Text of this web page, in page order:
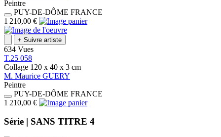
Peintre
PUY-DE-DÔME FRANCE
1 210,00 €
+ Suivre artiste
634 Vues
T.25 058
Collage 120 x 40 x 3 cm
M. Maurice GUERY
Peintre
PUY-DE-DÔME FRANCE
1 210,00 €
Série | SANS TITRE 4